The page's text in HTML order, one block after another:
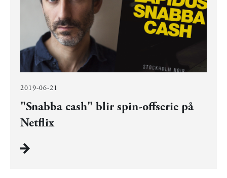
2019-06-21
"Snabba cash" blir spin-offserie på
Netflix